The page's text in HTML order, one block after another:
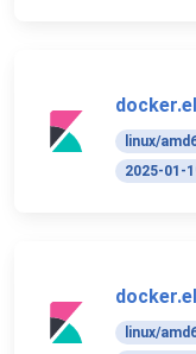
linux/
2025-01-
linux/